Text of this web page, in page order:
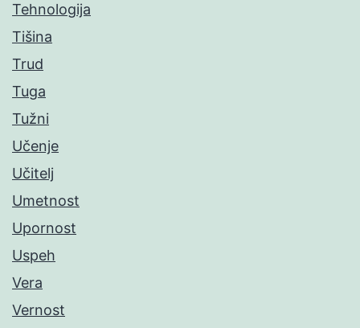
Tehnologija
Tišina
Trud
Tuga
Tužni
Učenje
Učitelj
Umetnost
Upornost
Uspeh
Vera
Vernost